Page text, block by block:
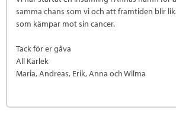
samma chans som vi och att framtiden blir
som kämpar mot sin cancer.
Tack för er gåva
All Kärlek
Maria, Andreas, Erik, Anna och Wilma